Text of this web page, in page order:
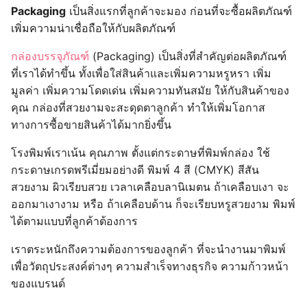
Packaging เป็นสิ่งแรกที่ลูกค้าจะมอง ก่อนที่จะซื้อผลิตภัณฑ์
เพิ่มความน่าเชื่อถือให้กับผลิตภัณฑ์
กล่องบรรจุภัณฑ์ (Packaging) เป็นสิ่งที่สำคัญต่อผลิตภัณฑ์
ที่เราได้ทำขึ้น ทั้งเพื่อใส่สินค้าและเพิ่มความหรูหรา เพิ่ม
มูลค่า เพิ่มความโดดเด่น เพิ่มความทันสมัย ให้กับสินค้าของ
คุณ กล่องที่สวยงามจะสะดุดตาลูกค้า ทำให้เพิ่มโอกาส
ทางการซื้อขายสินค้าได้มากยิ่งขึ้น
โรงพิมพ์เราเน้น คุณภาพ ตั้งแต่กระดาษที่พิมพ์กล่อง ใช้
กระดาษเกรดพรีเมี่ยมอย่างดี พิมพ์ 4 สี (CMYK) สีสัน
สวยงาม ผิวเรียบสวย เวลาเคลือบลานิเมตน ถ้าเคลือบเงา จะ
ออกมาเงางาม หรือ ถ้าเคลือบด้าน ก็จะเรียบหรูสวยงาม พิมพ์
ได้ตามแบบที่ลูกค้าต้องการ
เราตระหนักถึงความต้องการของลูกค้า ที่จะนำงานมาพิมพ์
เพื่อวัตถุประสงค์ต่างๆ ความสำเร็จทางธุรกิจ ความก้าวหน้า
ของแบรนด์